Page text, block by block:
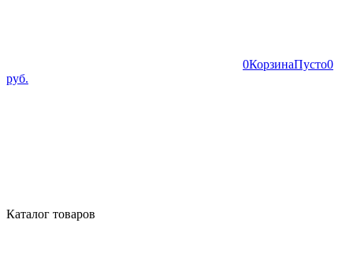
0КорзинаПусто0
руб.
Каталог товаров